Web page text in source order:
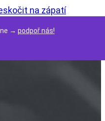
na zápatí
→ podpoř nás!